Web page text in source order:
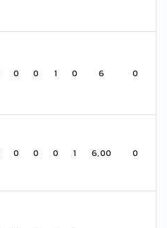
0 0 1 0 6 0
0 0 0 1 6,00 0